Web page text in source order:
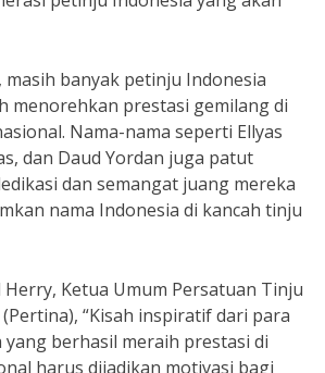
masih banyak petinju Indonesia
menorehkan prestasi gemilang di
Nama-nama seperti Ellyas
dan Daud Yordan juga patut
dan semangat juang mereka
nama Indonesia di kancah tinju
Ketua Umum Persatuan Tinju
“Kisah inspiratif dari para
berhasil meraih prestasi di
harus dijadikan motivasi bagi